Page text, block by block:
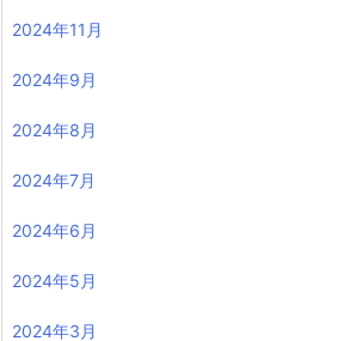
2024年11月
2024年9月
2024年8月
2024年7月
2024年6月
2024年5月
2024年3月